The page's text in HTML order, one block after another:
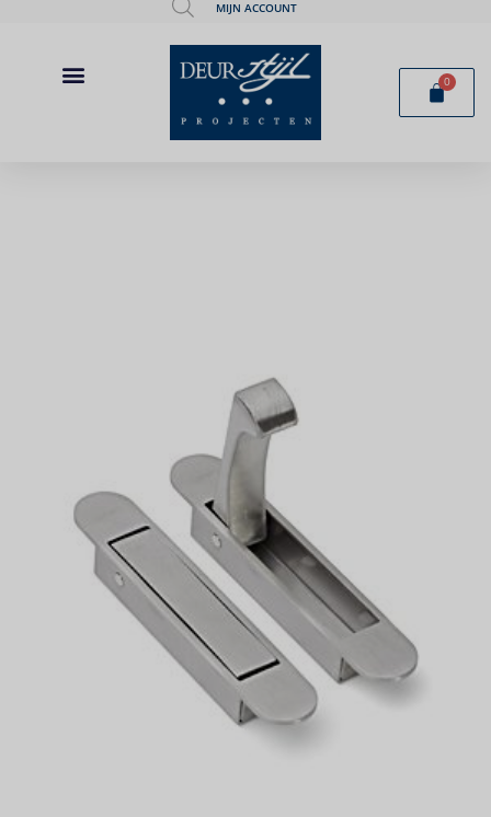
MIJN ACCOUNT
0